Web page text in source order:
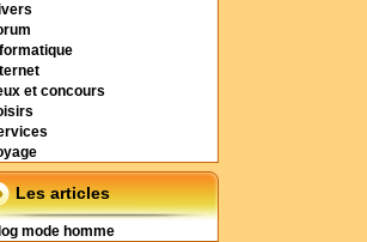
et concours
Les articles
mode homme